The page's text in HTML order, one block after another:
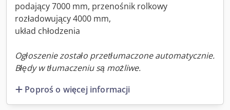
podający 7000 mm, przenośnik rolkowy
rozładowujący 4000 mm,
układ chłodzenia
Ogłoszenie zostało przetłumaczone automatycznie.
Błędy w tłumaczeniu są możliwe.
Poproś o więcej informacji